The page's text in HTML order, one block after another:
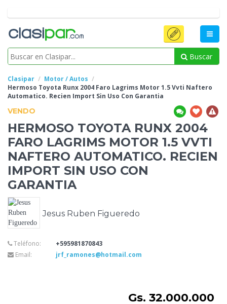
Buscar
Clasipar
Motor / Autos
Hermoso Toyota Runx 2004 Faro Lagrims Motor 1.5 Vvti Naftero
Automatico. Recien Import Sin Uso Con Garantia
VENDO
HERMOSO TOYOTA RUNX 2004
FARO LAGRIMS MOTOR 1.5 VVTI
NAFTERO AUTOMATICO. RECIEN
IMPORT SIN USO CON
GARANTIA
Jesus Ruben Figueredo
Teléfono:
+595981870843
Email:
jrf_ramones@hotmail.com
Gs. 32.000.000